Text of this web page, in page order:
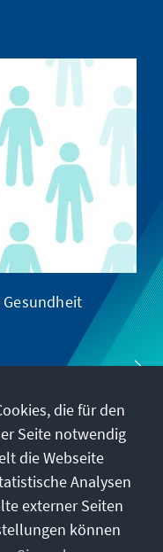
die für den
Seite notwendig
die Webseite
Analysen
externer Seiten
können